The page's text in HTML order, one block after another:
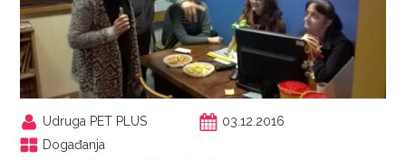
Udruga PET PLUS
03.12.2016
Događanja